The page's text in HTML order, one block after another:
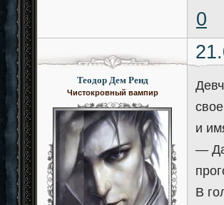
0
Теодор Дем Ренд
Чистокровный вампир
и
—
В